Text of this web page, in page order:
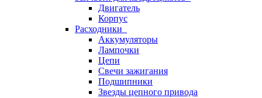
Двигатель
Корпус
Расходники
Аккумуляторы
Лампочки
Цепи
Свечи зажигания
Подшипники
Звезды цепного привода